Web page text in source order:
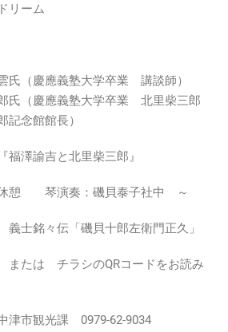
リーム
（慶應義塾大学卒業 講談師）
應義塾大学卒業 北里柴三郎
念館館長）
澤諭吉と北里柴三郎』
奏：磯貝泰子社中 ～
伝「磯貝十郎左衛門正久」
たは チラシのQRコードをお読み
津市観光課 0979-62-9034